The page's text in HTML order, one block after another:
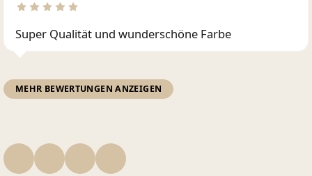
Super Qualität und wunderschöne Farbe
MEHR BEWERTUNGEN ANZEIGEN